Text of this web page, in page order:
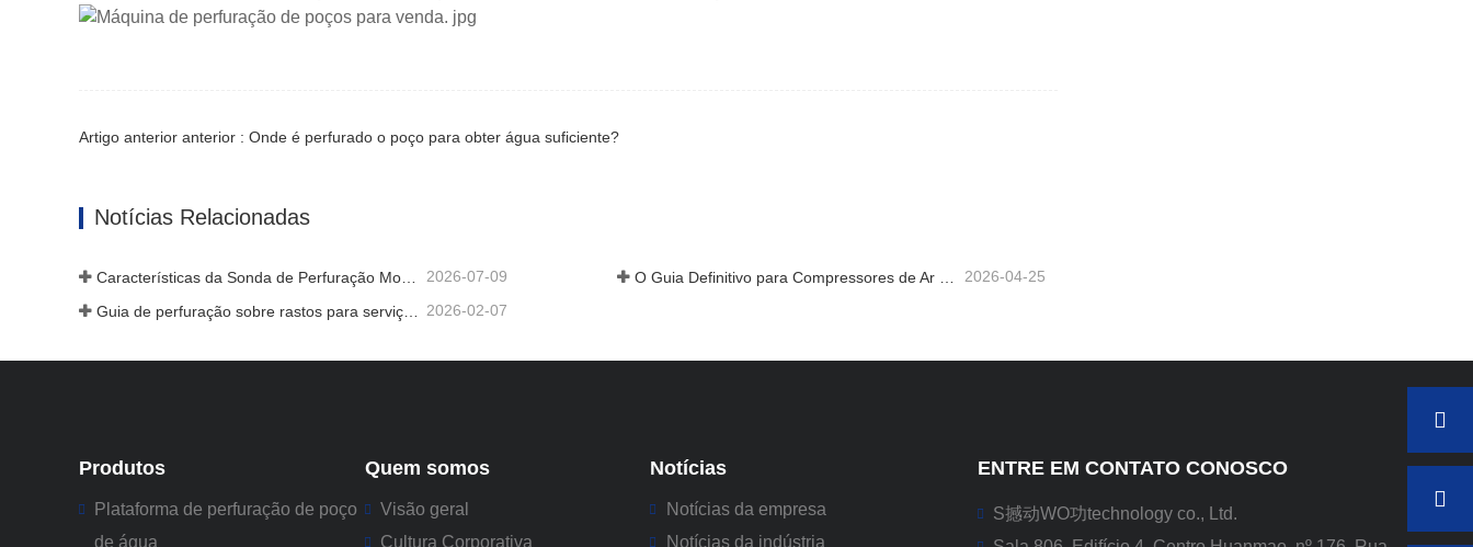
Artigo anterior anterior : Onde é perfurado o poço para obter água suficiente?
Notícias Relacionadas
2026-07-09 2026-04-25
2026-02-07
Produtos
Plataforma de perfuração de poço
de água
Quem somos
Visão geral
Cultura Corporativa
Notícias
Notícias da empresa
Notícias da indústria
ENTRE EM CONTATO CONOSCO
S撼动WO功technology co., Ltd.